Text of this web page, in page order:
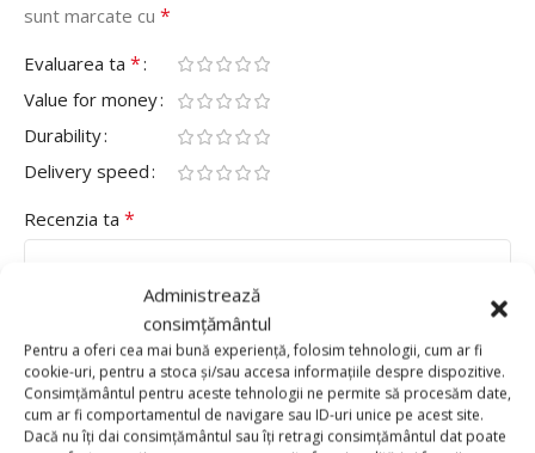
Administrează
consimțământul
Pentru a oferi cea mai bună experiență, folosim tehnologii, cum ar fi
cookie-uri, pentru a stoca și/sau accesa informațiile despre dispozitive.
Consimțământul pentru aceste tehnologii ne permite să procesăm date,
cum ar fi comportamentul de navigare sau ID-uri unice pe acest site.
Dacă nu îți dai consimțământul sau îți retragi consimțământul dat poate
sunt marcate cu *
Evaluarea ta *
Value for money
Durability
Delivery speed
Recenzia ta *